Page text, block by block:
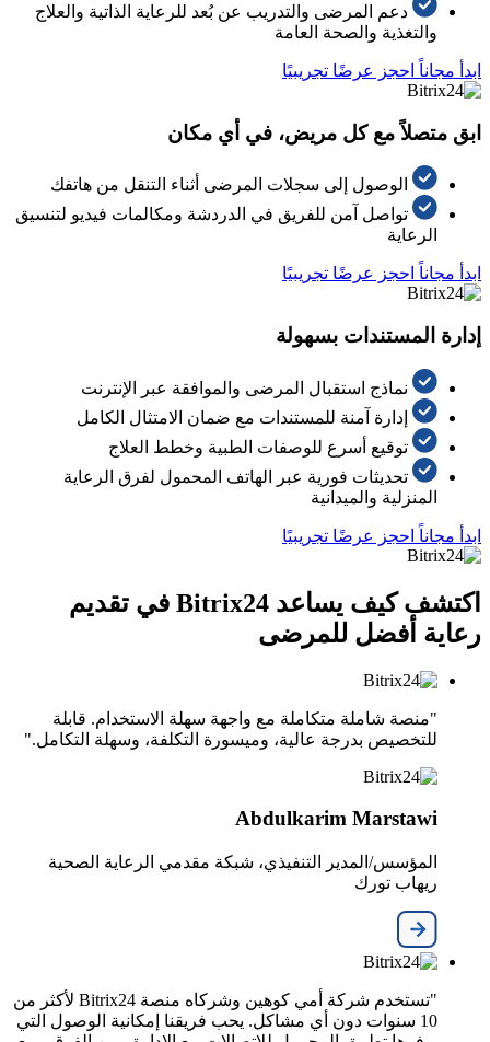
دعم المرضى والتدريب عن بُعد للرعاية الذاتية والعلاج
والتغذية والصحة العامة
ابدأ مجاناً احجز عرضًا تجريبيًا
ابق متصلاً مع كل مريض، في أي مكان
الوصول إلى سجلات المرضى أثناء التنقل من هاتفك
تواصل آمن للفريق في الدردشة ومكالمات فيديو لتنسيق
الرعاية
ابدأ مجاناً احجز عرضًا تجريبيًا
إدارة المستندات بسهولة
نماذج استقبال المرضى والموافقة عبر الإنترنت
إدارة آمنة للمستندات مع ضمان الامتثال الكامل
توقيع أسرع للوصفات الطبية وخطط العلاج
تحديثات فورية عبر الهاتف المحمول لفرق الرعاية
المنزلية والميدانية
ابدأ مجاناً احجز عرضًا تجريبيًا
اكتشف كيف يساعد Bitrix24 في تقديم
رعاية أفضل للمرضى
"منصة شاملة متكاملة مع واجهة سهلة الاستخدام. قابلة
للتخصيص بدرجة عالية، وميسورة التكلفة، وسهلة التكامل."
Abdulkarim Marstawi
المؤسس/المدير التنفيذي، شبكة مقدمي الرعاية الصحية
ريهاب تورك
"تستخدم شركة أمي كوهين وشركاه منصة Bitrix24 لأكثر من
10 سنوات دون أي مشاكل. يحب فريقنا إمكانية الوصول التي